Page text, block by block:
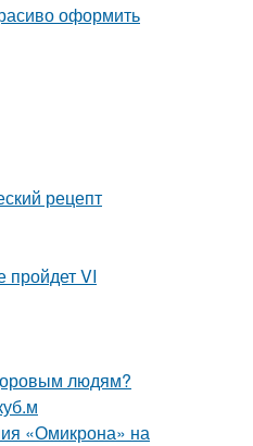
оформить
рецепт
пройдет VI
людям?
«Омикрона» на